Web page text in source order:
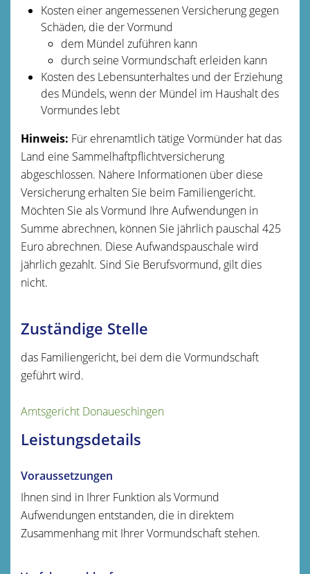
Kosten einer angemessenen Versicherung gegen
Schäden, die der Vormund
dem Mündel zuführen kann
durch seine Vormundschaft erleiden kann
Kosten des Lebensunterhaltes und der Erziehung
des Mündels, wenn der Mündel im Haushalt des
Vormundes lebt
Hinweis: Für ehrenamtlich tätige Vormünder hat das
Land eine Sammelhaftpflichtversicherung
abgeschlossen. Nähere Informationen über diese
Versicherung erhalten Sie beim Familiengericht.
Möchten Sie als Vormund Ihre Aufwendungen in
Summe abrechnen, können Sie jährlich pauschal 425
Euro abrechnen. Diese Aufwandspauschale wird
jährlich gezahlt. Sind Sie Berufsvormund, gilt dies
nicht.
Zuständige Stelle
das Familiengericht, bei dem die Vormundschaft
geführt wird.
Amtsgericht Donaueschingen
Leistungsdetails
Voraussetzungen
Ihnen sind in Ihrer Funktion als Vormund
Aufwendungen entstanden, die in direktem
Zusammenhang mit Ihrer Vormundschaft stehen.